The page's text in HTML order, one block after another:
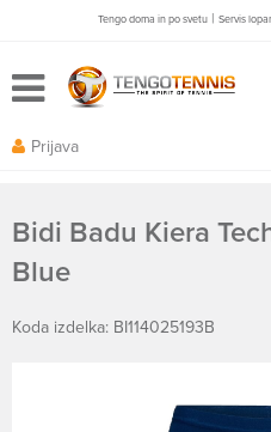
Tengo doma in po svetu | Servis
Prijava
Bidi Badu Kiera
Blue
Koda izdelka: BI114025193B